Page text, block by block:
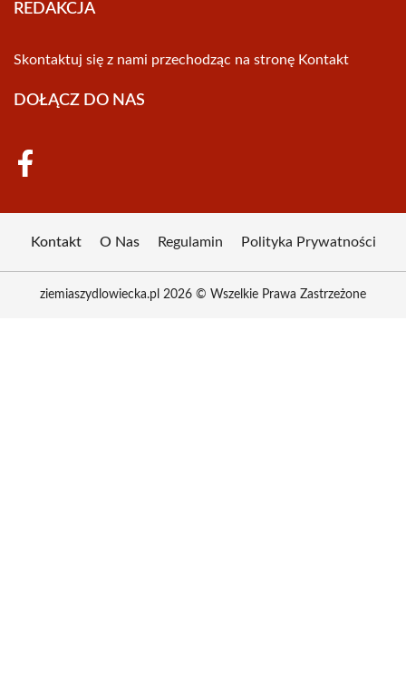
REDAKCJA
Skontaktuj się z nami przechodząc na stronę Kontakt
DOŁĄCZ DO NAS
Kontakt O Nas Regulamin Polityka Prywatności
ziemiaszydlowiecka.pl 2026 © Wszelkie Prawa Zastrzeżone